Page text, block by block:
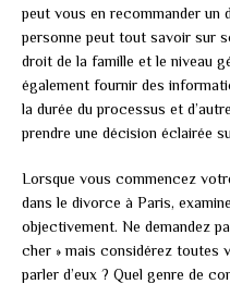
peut vous en recommander
personne peut tout savoir sur
droit de la famille et le niveau
également fournir des
la durée du processus et
prendre une décision éclairée
Lorsque vous commencez
dans le divorce à Paris,
objectivement. Ne demandez
cher » mais considérez toutes
parler d’eux ? Quel genre de